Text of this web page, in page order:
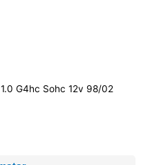
G4hc Sohc 12v 98/02